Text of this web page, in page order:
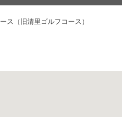
ス（旧清里ゴルフコース）